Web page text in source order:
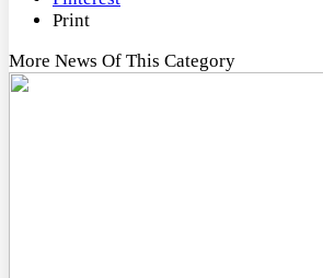
Print
More News Of This Category